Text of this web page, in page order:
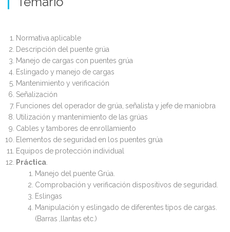
Normativa aplicable
Descripción del puente grúa
Manejo de cargas con puentes grúa
Eslingado y manejo de cargas
Mantenimiento y verificación
Señalización
Funciones del operador de grúa, señalista y jefe de maniobra
Utilización y mantenimiento de las grúas
Cables y tambores de enrollamiento
Elementos de seguridad en los puentes grúa
Equipos de protección individual
Práctica.
Manejo del puente Grúa.
Comprobación y verificación dispositivos de seguridad.
Eslingas
Manipulación y eslingado de diferentes tipos de cargas.
(Barras ,llantas etc.)